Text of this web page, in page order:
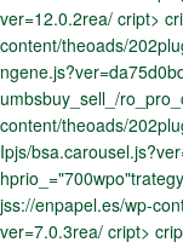
ver=12.0.2rea/ cript>
content/theoads/
umbsbuy_sell_/
content/theoads/
Ipjs/
jss://enpapel.es/wp-
ver=7.0.3rea/ cript>